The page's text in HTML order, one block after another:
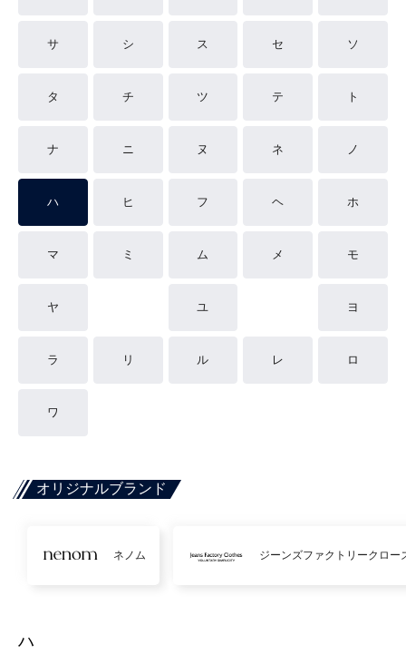
サ シ ス セ ソ
タ チ ツ テ ト
ナ ニ ヌ ネ ノ
ハ ヒ フ ヘ ホ
マ ミ ム メ モ
ヤ ユ ヨ
ラ リ ル レ ロ
ワ
オリジナルブランド
ネノム ジーンズファクトリークロー
ハ